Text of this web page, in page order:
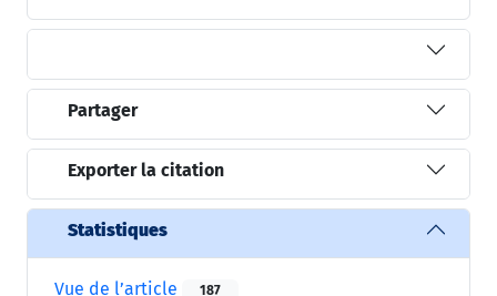
Partager
Exporter la citation
Statistiques
Vue de l’article 187